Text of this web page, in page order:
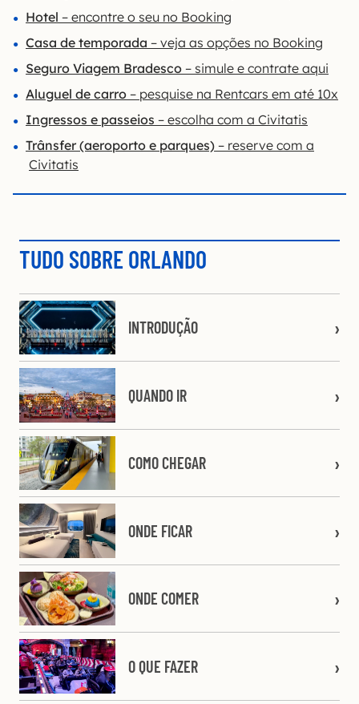
Hotel – encontre o seu no Booking
Casa de temporada – veja as opções no Booking
Seguro Viagem Bradesco – simule e contrate aqui
Aluguel de carro – pesquise na Rentcars em até 10x
Ingressos e passeios – escolha com a Civitatis
Trânsfer (aeroporto e parques) – reserve com a
Civitatis
TUDO SOBRE ORLANDO
INTRODUÇÃO
QUANDO IR
COMO CHEGAR
ONDE FICAR
ONDE COMER
O QUE FAZER